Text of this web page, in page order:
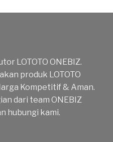
LOTOTO ONEBIZ.
produk LOTOTO
Kompetitif & Aman.
dari team ONEBIZ
hubungi kami.